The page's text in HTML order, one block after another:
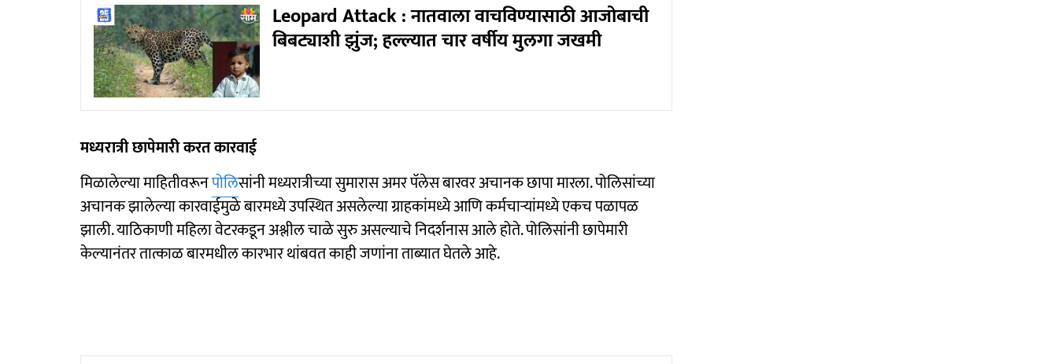
Leopard Attack : नातवाला वाचविण्यासाठी आजोबाची
बिबट्याशी झुंज; हल्ल्यात चार वर्षीय मुलगा जखमी
मध्यरात्री छापेमारी करत कारवाई
मिळालेल्या माहितीवरूनपोलिसांनी मध्यरात्रीच्या सुमारास अमर पॅलेस बारवर अचानक छापा मारला. पोलिसांच्या
अचानक झालेल्या कारवाईमुळे बारमध्ये उपस्थित असलेल्या ग्राहकांमध्ये आणि कर्मचाऱ्यांमध्ये एकच पळापळ
झाली. याठिकाणी महिला वेटरकडून अश्लील चाळे सुरु असल्याचे निदर्शनास आले होते. पोलिसांनी छापेमारी
केल्यानंतर तात्काळ बारमधील कारभार थांबवत काही जणांना ताब्यात घेतले आहे.